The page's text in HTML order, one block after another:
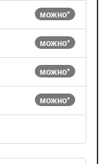
можно*
можно*
можно*
можно*